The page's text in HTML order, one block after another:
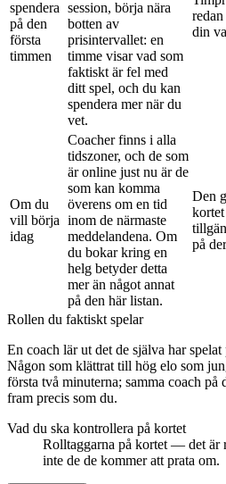
spendera
på den
första
timmen
session, börja nära
botten av
prisintervallet: en
timme visar vad som
faktiskt är fel med
ditt spel, och du kan
spendera mer när du
vet.
din
Om du
vill börja
idag
Coacher finns i alla
tidszoner, och de som
är online just nu är de
som kan komma
överens om en tid
inom de närmaste
meddelandena. Om
du bokar kring en
helg betyder detta
mer än något annat
på den här listan.
Den
på
Rollen du faktiskt spelar
En coach lär ut det de själva har
Någon som klättrat till hög elo som
första två minuterna; samma coach på
fram precis som du.
Vad du ska kontrollera på kortet
Rolltaggarna på kortet — det är
inte de de kommer att prata om.